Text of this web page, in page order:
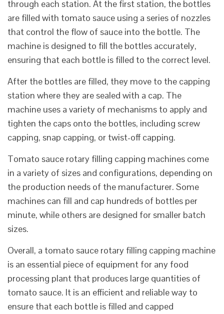
through each station. At the first station, the bottles
are filled with tomato sauce using a series of nozzles
that control the flow of sauce into the bottle. The
machine is designed to fill the bottles accurately,
ensuring that each bottle is filled to the correct level.
After the bottles are filled, they move to the capping
station where they are sealed with a cap. The
machine uses a variety of mechanisms to apply and
tighten the caps onto the bottles, including screw
capping, snap capping, or twist-off capping.
Tomato sauce rotary filling capping machines come
in a variety of sizes and configurations, depending on
the production needs of the manufacturer. Some
machines can fill and cap hundreds of bottles per
minute, while others are designed for smaller batch
sizes.
Overall, a tomato sauce rotary filling capping machine
is an essential piece of equipment for any food
processing plant that produces large quantities of
tomato sauce. It is an efficient and reliable way to
ensure that each bottle is filled and capped